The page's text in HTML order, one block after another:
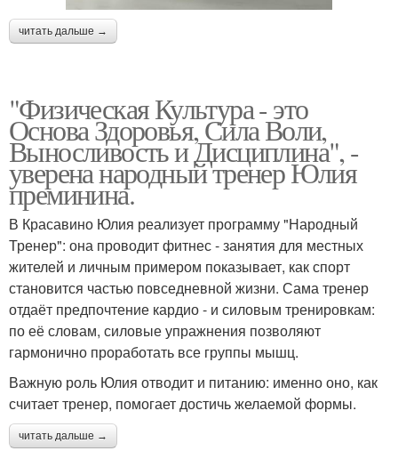
читать дальше →
"Физическая Культура - это
Основа Здоровья, Сила Воли,
Выносливость и Дисциплина", -
уверена народный тренер Юлия
преминина.
В Красавино Юлия реализует программу "Народный
Тренер": она проводит фитнес - занятия для местных
жителей и личным примером показывает, как спорт
становится частью повседневной жизни. Сама тренер
отдаёт предпочтение кардио - и силовым тренировкам:
по её словам, силовые упражнения позволяют
гармонично проработать все группы мышц.
Важную роль Юлия отводит и питанию: именно оно, как
считает тренер, помогает достичь желаемой формы.
читать дальше →